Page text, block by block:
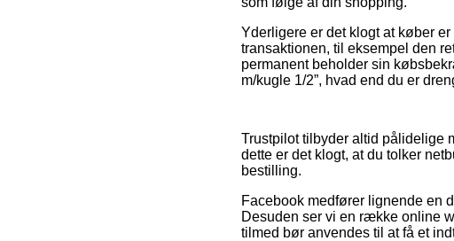
Yderligere er det klogt at køber
transaktionen, til eksempel den
permanent beholder sin
m/kugle 1/2”, hvad end du er
Trustpilot tilbyder altid pålidelige
dette er det klogt, at du tolker
bestilling.
Facebook medfører lignende en
Desuden ser vi en række online
tilmed bør anvendes til at få et